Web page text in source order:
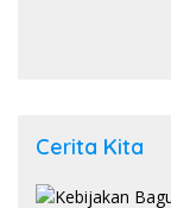
Cerita Kita